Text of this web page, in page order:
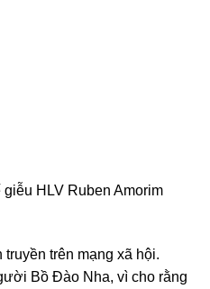
HLV Ruben Amorim
trên mạng xã hội.
Bồ Đào Nha, vì cho rằng